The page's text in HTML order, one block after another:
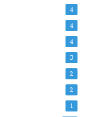
4
4
4
3
2
2
1